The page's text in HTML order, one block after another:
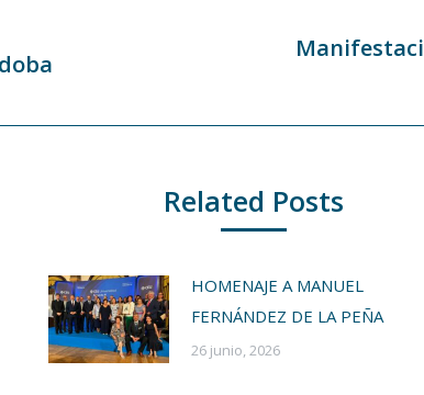
Publicación
Related Posts
HOMENAJE A MANUEL
FERNÁNDEZ DE LA PEÑA
26 junio, 2026